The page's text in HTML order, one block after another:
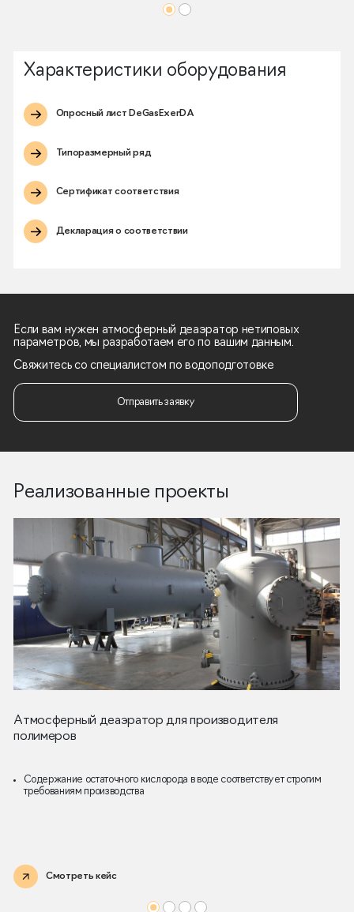
Характеристики оборудования
Опросный лист DeGasExerDA
Типоразмерный ряд
Сертификат соответствия
Декларация о соответствии
Если вам нужен атмосферный деаэратор нетиповых
параметров, мы разработаем его по вашим данным.
Свяжитесь со специалистом по водоподготовке
Отправить заявку
Реализованные проекты
Атмосферный деаэратор для производителя
полимеров
Содержание остаточного кислорода в воде соответствует строгим
требованиям производства
Смотреть кейс